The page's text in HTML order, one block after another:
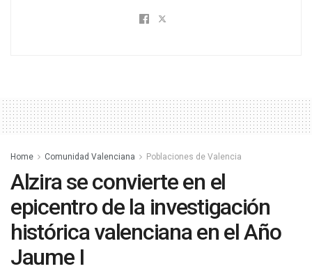
Home Comunidad Valenciana Poblaciones de Valencia
Alzira se convierte en el
epicentro de la investigación
histórica valenciana en el Año
Jaume I